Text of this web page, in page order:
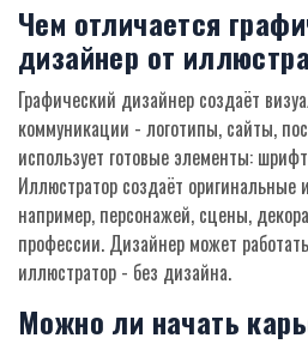
Чем отличается
дизайнер от
Графический дизайнер создаёт
коммуникации - логотипы, сайты,
использует готовые элементы:
Иллюстратор создаёт оригинальные
например, персонажей, сцены,
профессии. Дизайнер может
иллюстратор - без дизайна.
Можно ли начать